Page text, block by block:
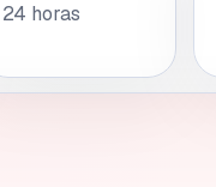
24 horas